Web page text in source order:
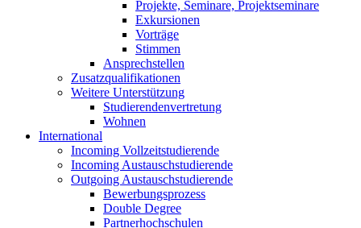
Projekte, Seminare, Projektseminare
Exkursionen
Vorträge
Stimmen
Ansprechstellen
Zusatzqualifikationen
Weitere Unterstützung
Studierendenvertretung
Wohnen
International
Incoming Vollzeitstudierende
Incoming Austauschstudierende
Outgoing Austauschstudierende
Bewerbungsprozess
Double Degree
Partnerhochschulen